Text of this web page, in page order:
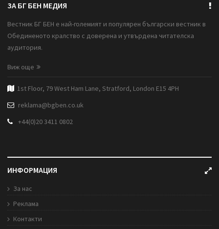
ЗА БГ БЕН МЕДИЯ
Вестник БГ БЕН е най-големият и популярен български вестник в
Обединеното кралство с доверена и утвърдена читателска
аудитория.
Виж още
1st Floor, 79 West Ham Lane, Stratford, London E15 4PH
reklama@bgben.co.uk
+44(0)20 3411 0802
ИНФОРМАЦИЯ
За нас
Реклама
Контакти